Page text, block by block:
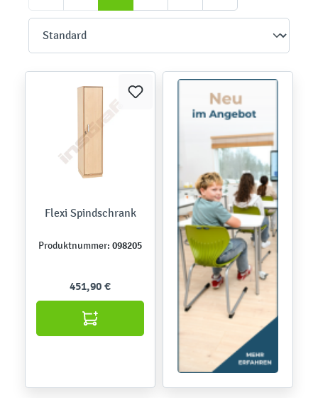
Flexi Spindschrank
Produktnummer: 098205
451,90 €